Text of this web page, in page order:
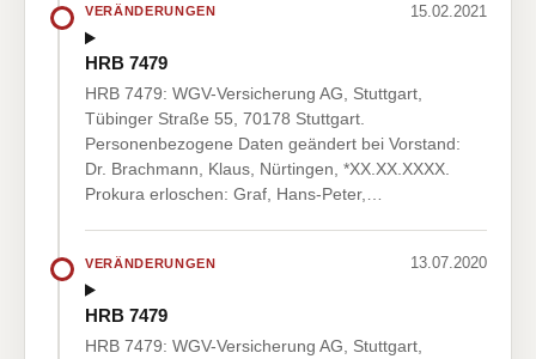
VERÄNDERUNGEN 15.02.2021
HRB 7479
HRB 7479: WGV-Versicherung AG, Stuttgart,
Tübinger Straße 55, 70178 Stuttgart.
Personenbezogene Daten geändert bei Vorstand:
Dr. Brachmann, Klaus, Nürtingen, *XX.XX.XXXX.
Prokura erloschen: Graf, Hans-Peter,…
VERÄNDERUNGEN 13.07.2020
HRB 7479
HRB 7479: WGV-Versicherung AG, Stuttgart,